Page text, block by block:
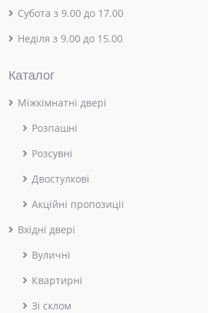
Субота з 9.00 до 17.00
Неділя з 9.00 до 15.00
Каталог
Міжкімнатні двері
Розпашні
Розсувні
Двостулкові
Акційні пропозиції
Вхідні двері
Вуличні
Квартирні
Зі склом